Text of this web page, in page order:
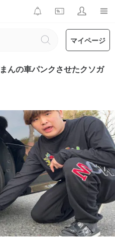
マイページ
んの車パンクさせたクソガ